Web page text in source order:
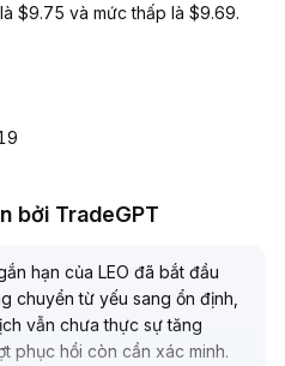
$9.75 và mức thấp là $9.69.
bởi TradeGPT
hạn của LEO đã bắt đầu
chuyển từ yếu sang ổn định,
vẫn chưa thực sự tăng
phục hồi còn cần xác minh.